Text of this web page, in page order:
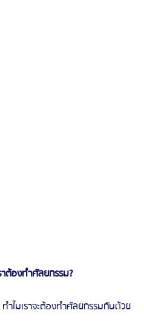
าต้องทำศัลยกรรม?
ไมเราจะต้องทำศัลยกรรมกันด้วย